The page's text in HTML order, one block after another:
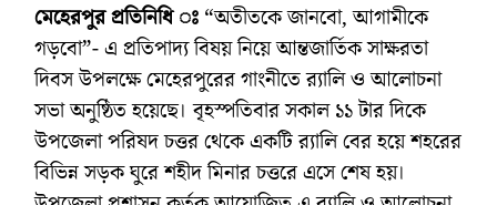
মেহেরপুর প্রতিনিধি ঃ “অতীতকে জানবো, আগামীকে
গড়বো”- এ প্রতিপাদ্য বিষয় নিয়ে আন্তজার্তিক সাক্ষরতা
দিবস উপলক্ষে মেহেরপুরের গাংনীতে র‌্যালি ও আলোচনা
সভা অনুষ্ঠিত হয়েছে। বৃহস্পতিবার সকাল ১১ টার দিকে
উপজেলা পরিষদ চত্তর থেকে একটি র‌্যালি বের হয়ে শহরের
বিভিন্ন সড়ক ঘুরে শহীদ মিনার চত্তরে এসে শেষ হয়।